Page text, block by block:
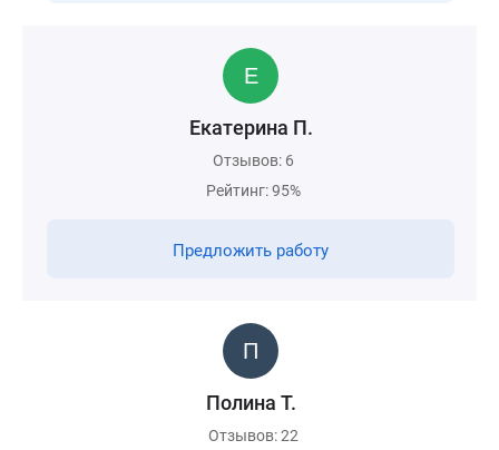
Екатерина П.
Отзывов: 6
Рейтинг: 95%
Предложить работу
Полина Т.
Отзывов: 22